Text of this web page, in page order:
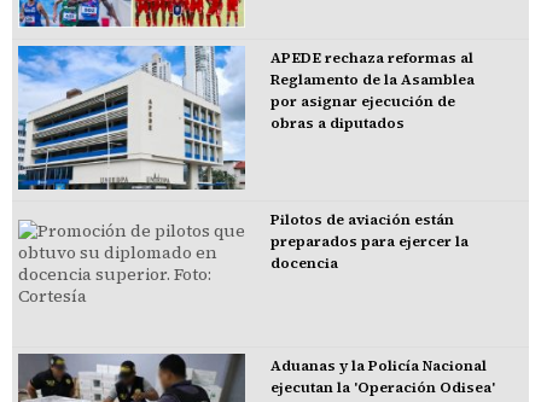
APEDE rechaza reformas al
Reglamento de la Asamblea
por asignar ejecución de
obras a diputados
Pilotos de aviación están
preparados para ejercer la
docencia
Aduanas y la Policía Nacional
ejecutan la 'Operación Odisea'